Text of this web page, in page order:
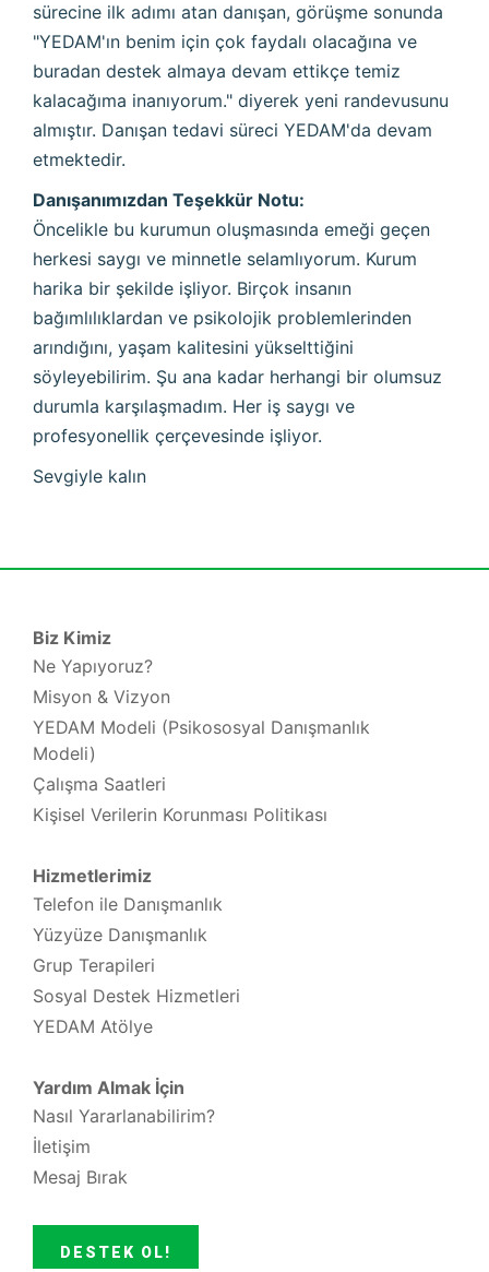
sürecine ilk adımı atan danışan, görüşme sonunda
"YEDAM'ın benim için çok faydalı olacağına ve
buradan destek almaya devam ettikçe temiz
kalacağıma inanıyorum." diyerek yeni randevusunu
almıştır. Danışan tedavi süreci YEDAM'da devam
etmektedir.
Danışanımızdan Teşekkür Notu:
Öncelikle bu kurumun oluşmasında emeği geçen
herkesi saygı ve minnetle selamlıyorum. Kurum
harika bir şekilde işliyor. Birçok insanın
bağımlılıklardan ve psikolojik problemlerinden
arındığını, yaşam kalitesini yükselttiğini
söyleyebilirim. Şu ana kadar herhangi bir olumsuz
durumla karşılaşmadım. Her iş saygı ve
profesyonellik çerçevesinde işliyor.
Sevgiyle kalın
Biz Kimiz
Ne Yapıyoruz?
Misyon & Vizyon
YEDAM Modeli (Psikososyal Danışmanlık
Modeli)
Çalışma Saatleri
Kişisel Verilerin Korunması Politikası
Hizmetlerimiz
Telefon ile Danışmanlık
Yüzyüze Danışmanlık
Grup Terapileri
Sosyal Destek Hizmetleri
YEDAM Atölye
Yardım Almak İçin
Nasıl Yararlanabilirim?
İletişim
Mesaj Bırak
DESTEK OL!